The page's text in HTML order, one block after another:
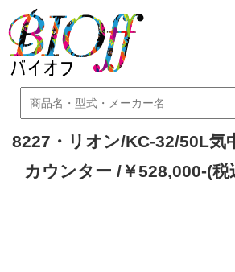
中古機器検索
8227・リオン/KC-32/50L気
カウンター /￥528,000-(税